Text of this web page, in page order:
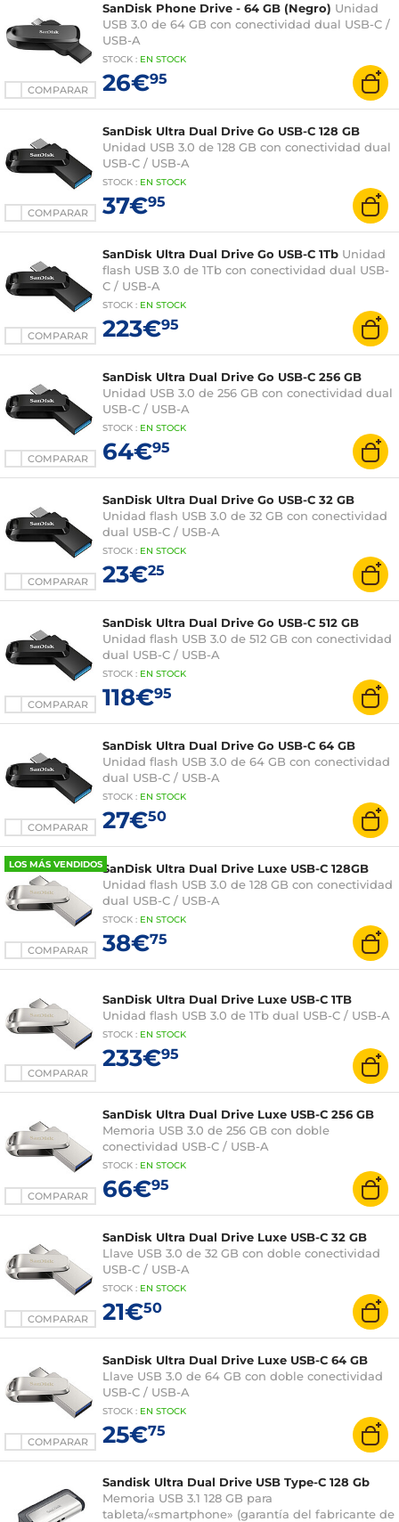
COMPARAR
SanDisk Phone Drive - 64 GB (Negro) Unidad
USB 3.0 de 64 GB con conectividad dual USB-C /
USB-A
STOCK : EN STOCK
26€95
COMPARAR
SanDisk Ultra Dual Drive Go USB-C 128 GB
Unidad USB 3.0 de 128 GB con conectividad dual
USB-C / USB-A
STOCK : EN STOCK
37€95
COMPARAR
SanDisk Ultra Dual Drive Go USB-C 1Tb Unidad
flash USB 3.0 de 1Tb con conectividad dual USB-
C / USB-A
STOCK : EN STOCK
223€95
COMPARAR
SanDisk Ultra Dual Drive Go USB-C 256 GB
Unidad USB 3.0 de 256 GB con conectividad dual
USB-C / USB-A
STOCK : EN STOCK
64€95
COMPARAR
SanDisk Ultra Dual Drive Go USB-C 32 GB
Unidad flash USB 3.0 de 32 GB con conectividad
dual USB-C / USB-A
STOCK : EN STOCK
23€25
COMPARAR
SanDisk Ultra Dual Drive Go USB-C 512 GB
Unidad flash USB 3.0 de 512 GB con conectividad
dual USB-C / USB-A
STOCK : EN STOCK
118€95
COMPARAR
SanDisk Ultra Dual Drive Go USB-C 64 GB
Unidad flash USB 3.0 de 64 GB con conectividad
dual USB-C / USB-A
STOCK : EN STOCK
27€50
LOS MÁS VENDIDOS
COMPARAR
SanDisk Ultra Dual Drive Luxe USB-C 128GB
Unidad flash USB 3.0 de 128 GB con conectividad
dual USB-C / USB-A
STOCK : EN STOCK
38€75
COMPARAR
SanDisk Ultra Dual Drive Luxe USB-C 1TB
Unidad flash USB 3.0 de 1Tb dual USB-C / USB-A
STOCK : EN STOCK
233€95
COMPARAR
SanDisk Ultra Dual Drive Luxe USB-C 256 GB
Memoria USB 3.0 de 256 GB con doble
conectividad USB-C / USB-A
STOCK : EN STOCK
66€95
COMPARAR
SanDisk Ultra Dual Drive Luxe USB-C 32 GB
Llave USB 3.0 de 32 GB con doble conectividad
USB-C / USB-A
STOCK : EN STOCK
21€50
COMPARAR
SanDisk Ultra Dual Drive Luxe USB-C 64 GB
Llave USB 3.0 de 64 GB con doble conectividad
USB-C / USB-A
STOCK : EN STOCK
25€75
Sandisk Ultra Dual Drive USB Type-C 128 Gb
Memoria USB 3.1 128 GB para
tableta/«smartphone» (garantía del fabricante de